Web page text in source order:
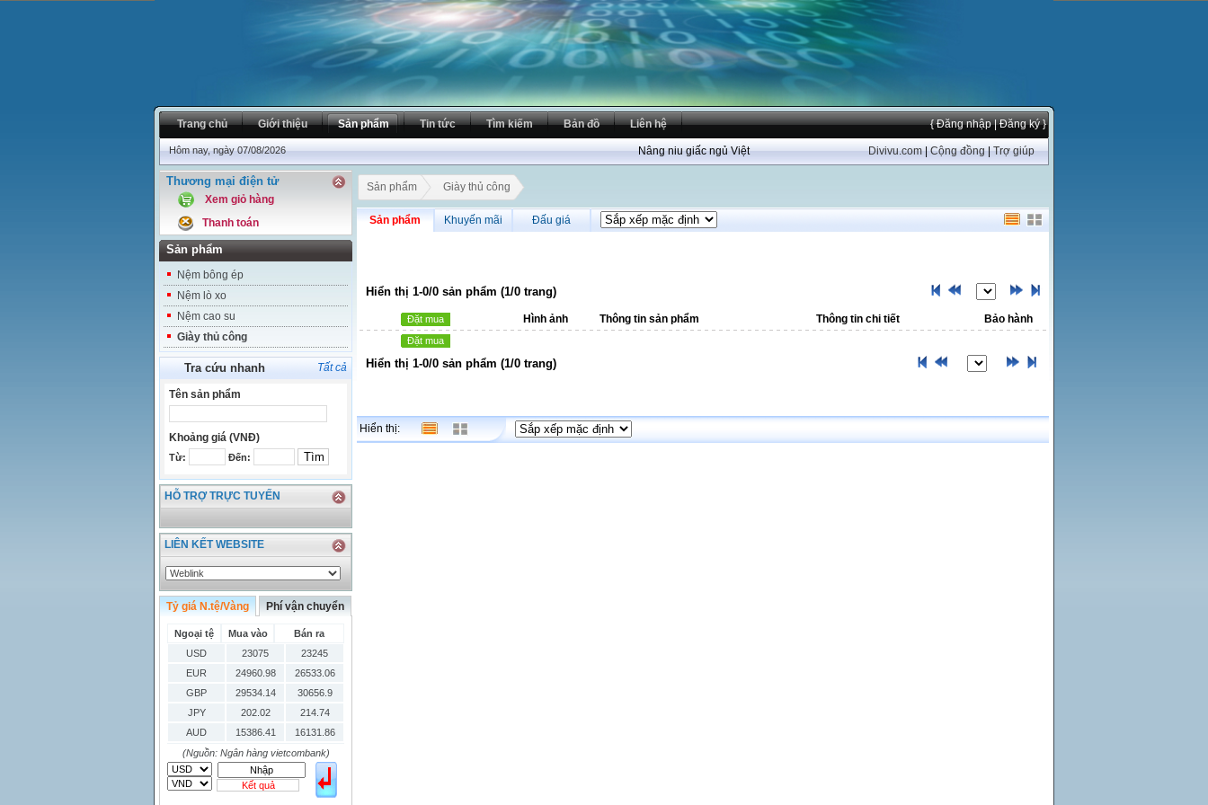
Trang chủ Giới thiệu Sản phẩm Tin tức Tìm kiếm Bản đồ Liên hệ { Đăng nhập| Đăng ký }
Hôm nay, ngày 07/08/2026 Divivu.com|Cộng đồng|Trợ giúp
Nâng niu giấc ngủ Việt
Thương mại điện tử
Xem giỏ hàng
Thanh toán
Sản phẩm
Nệm bông ép
Nệm lò xo
Nệm cao su
Giày thủ công
Tra cứu nhanh Tất cả
Tên sản phẩm
Khoảng giá (VNĐ)
Từ: Đến:
HỖ TRỢ TRỰC TUYẾN
LIÊN KẾT WEBSITE
Tỷ giá N.tệ/Vàng Phí vận chuyển
Ngoại tệ Mua vào
Bán ra
USD
23075
23245
EUR
24960.98
26533.06
GBP
29534.14
30656.9
JPY
202.02
214.74
AUD
15386.41
16131.86
HKD
2906.04
3028.6
SGD
16755.29
17427.08
THB
666.2
786.99
(Nguồn: Ngân hàng vietcombank)
Kết quả
Sản phẩm Giày thủ công
Sản phẩm Khuyến mãi Đấu giá
Hiển thị 1-0/0 sản phẩm (1/0 trang)
Đặt mua Hình ảnh Thông tin sản phẩm Thông tin chi tiết Bảo hành
Đặt mua
Hiển thị 1-0/0 sản phẩm (1/0 trang)
Hiển thị: